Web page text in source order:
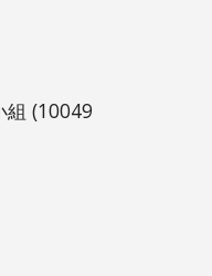
組 (10049